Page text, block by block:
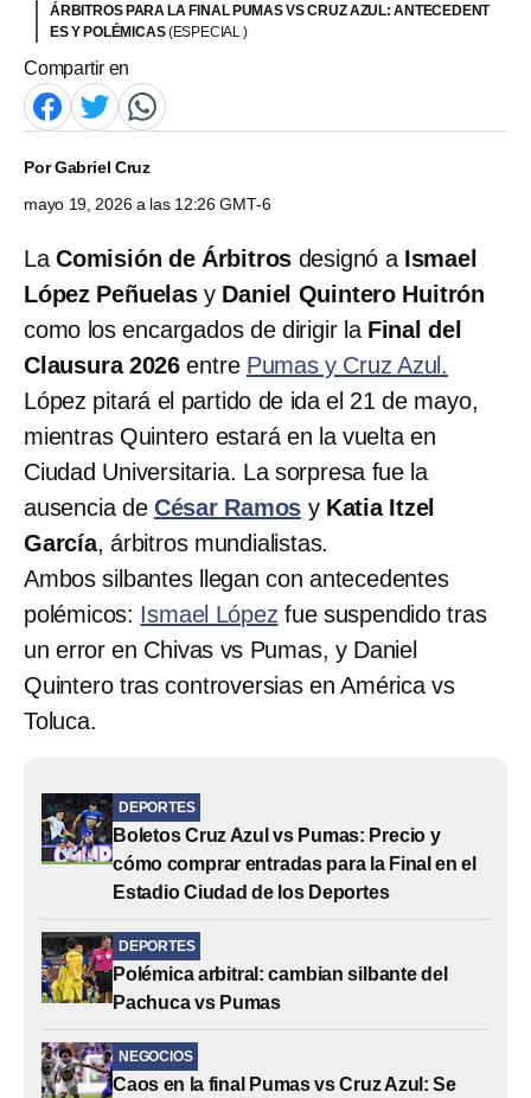
ÁRBITROS PARA LA FINAL PUMAS VS CRUZ AZUL: ANTECEDENT
ES Y POLÉMICAS(ESPECIAL )
Compartir en
PorGabriel Cruz
mayo 19, 2026 a las 12:26 GMT-6
La Comisión de Árbitros designó a Ismael
López Peñuelasy Daniel Quintero Huitrón
como los encargados de dirigir la Final del
Clausura 2026 entre Pumas y Cruz Azul.
López pitará el partido de ida el 21 de mayo,
mientras Quintero estará en la vuelta en
Ciudad Universitaria. La sorpresa fue la
ausencia de César Ramos y Katia Itzel
García, árbitros mundialistas.
Ambos silbantes llegan con antecedentes
polémicos: Ismael López fue suspendido tras
un error en Chivas vs Pumas, y Daniel
Quintero tras controversias en América vs
Toluca.
DEPORTES
Boletos Cruz Azul vs Pumas: Precio y
cómo comprar entradas para la Final en el
Estadio Ciudad de los Deportes
DEPORTES
Polémica arbitral: cambian silbante del
Pachuca vs Pumas
NEGOCIOS
Caos en la final Pumas vs Cruz Azul: Se